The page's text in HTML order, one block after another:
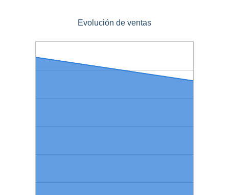
Evolución de ventas